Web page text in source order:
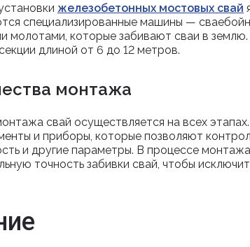
железобетонных мостовых свай
специализированные машины —
молотами, которые забивают сваи в
длиной от 6 до 12 метров.
монтажа
свай осуществляется на всех
и приборы, которые позволяют
и другие параметры. В процессе
точность забивки свай, чтобы